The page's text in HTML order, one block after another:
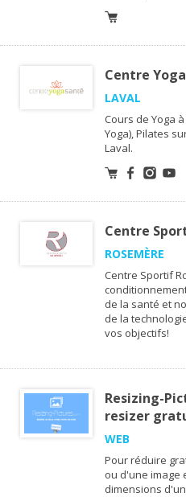
Centre
LAVAL
Cours de Yoga
Yoga), Pilates
Laval.
Centre
ROSEMÈRE
Centre Sportif
de la santé et
de la
vos objectifs!
Resizing-
resizer
WEB
Pour réduire
ou d'une image
dimensions